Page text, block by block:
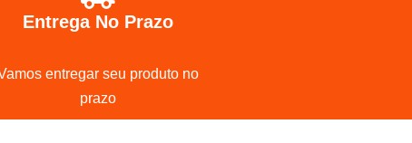
Entrega No Prazo
entregar seu produto no
prazo